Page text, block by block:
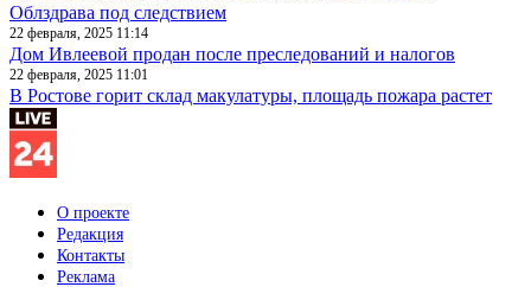
Облздрава под следствием
22 февраля, 2025 11:14
Дом Ивлеевой продан после преследований и налогов
22 февраля, 2025 11:01
В Ростове горит склад макулатуры, площадь пожара растет
О проекте
Редакция
Контакты
Реклама